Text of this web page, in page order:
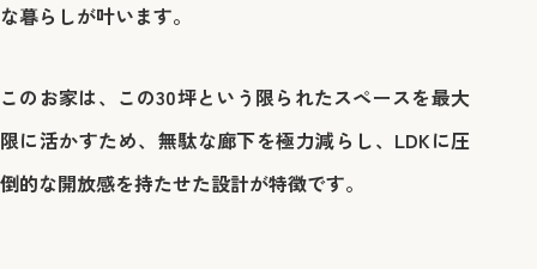
な暮らしが叶います。
このお家は、この30坪という限られたスペースを最大
限に活かすため、無駄な廊下を極力減らし、LDKに圧
倒的な開放感を持たせた設計が特徴です。